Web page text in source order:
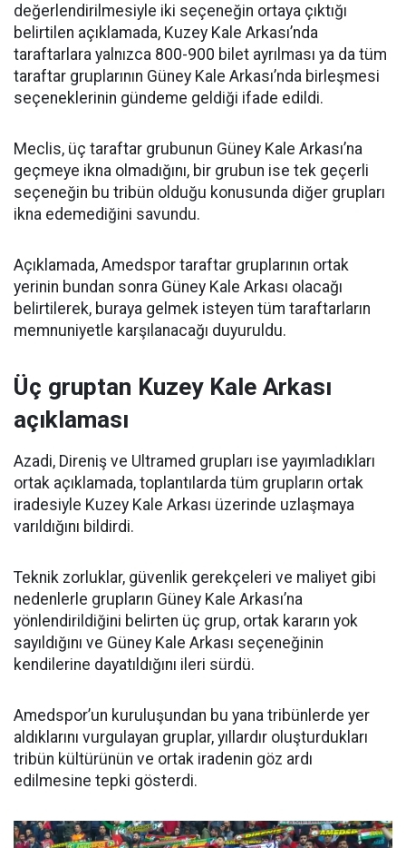
değerlendirilmesiyle iki seçeneğin ortaya çıktığı
belirtilen açıklamada, Kuzey Kale Arkası’nda
taraftarlara yalnızca 800-900 bilet ayrılması ya da tüm
taraftar gruplarının Güney Kale Arkası’nda birleşmesi
seçeneklerinin gündeme geldiği ifade edildi.
Meclis, üç taraftar grubunun Güney Kale Arkası’na
geçmeye ikna olmadığını, bir grubun ise tek geçerli
seçeneğin bu tribün olduğu konusunda diğer grupları
ikna edemediğini savundu.
Açıklamada, Amedspor taraftar gruplarının ortak
yerinin bundan sonra Güney Kale Arkası olacağı
belirtilerek, buraya gelmek isteyen tüm taraftarların
memnuniyetle karşılanacağı duyuruldu.
Üç gruptan Kuzey Kale Arkası
açıklaması
Azadi, Direniş ve Ultramed grupları ise yayımladıkları
ortak açıklamada, toplantılarda tüm grupların ortak
iradesiyle Kuzey Kale Arkası üzerinde uzlaşmaya
varıldığını bildirdi.
Teknik zorluklar, güvenlik gerekçeleri ve maliyet gibi
nedenlerle grupların Güney Kale Arkası’na
yönlendirildiğini belirten üç grup, ortak kararın yok
sayıldığını ve Güney Kale Arkası seçeneğinin
kendilerine dayatıldığını ileri sürdü.
Amedspor’un kuruluşundan bu yana tribünlerde yer
aldıklarını vurgulayan gruplar, yıllardır oluşturdukları
tribün kültürünün ve ortak iradenin göz ardı
edilmesine tepki gösterdi.